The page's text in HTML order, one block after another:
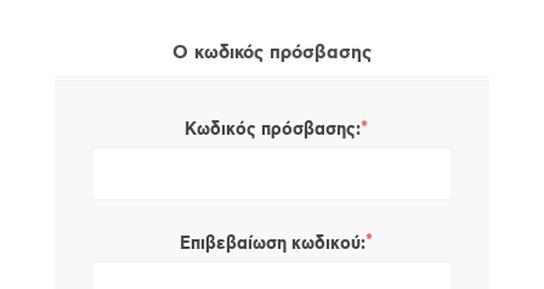
Ο κωδικός πρόσβασης
Κωδικός πρόσβασης:*
Επιβεβαίωση κωδικού:*